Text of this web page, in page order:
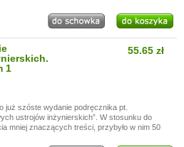
1
55.65 zł
już szóste wydanie podręcznika pt.
ustrojów inżynierskich”. W stosunku do
mniej znaczących treści, przybyło w nim 50